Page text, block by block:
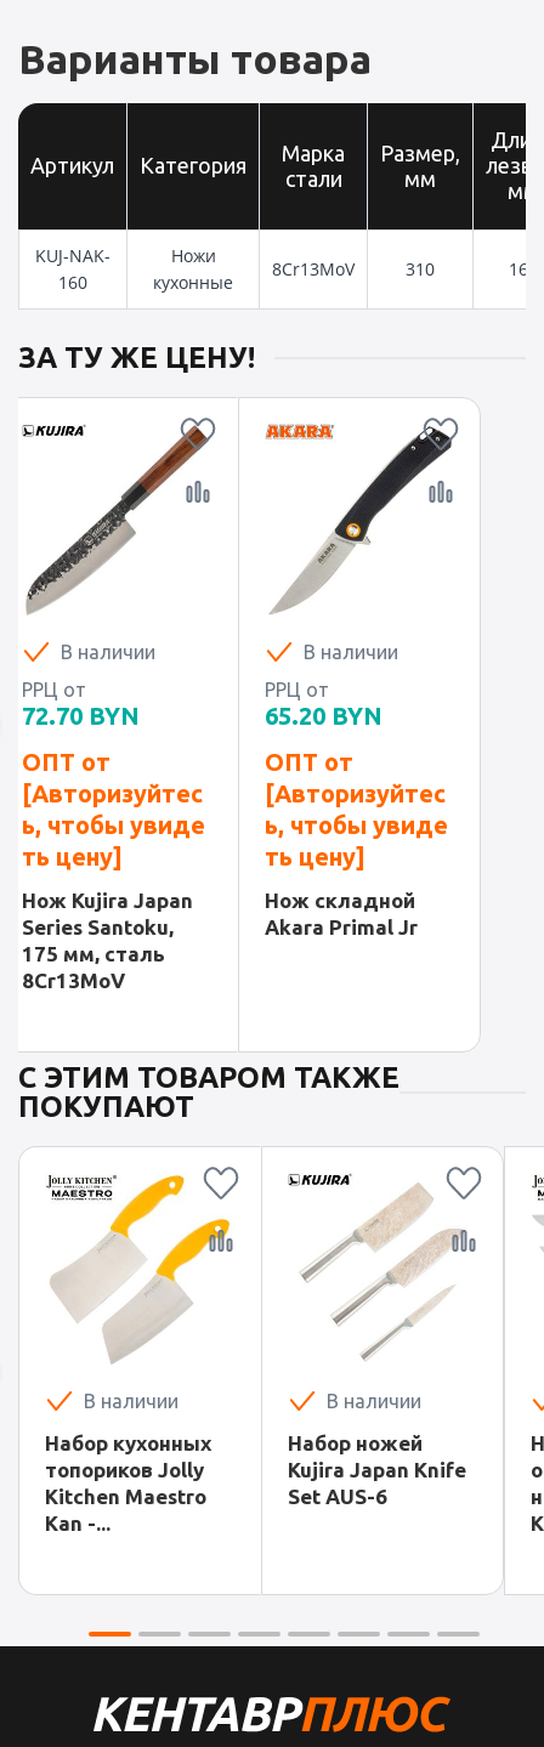
Варианты товара
Артикул Категория
Марка
стали
Размер,
мм
мм
KUJ-NAK-
160
Ножи
кухонные
8Cr13MoV 310 160
ЗА ТУ ЖЕ ЦЕНУ!
В наличии
РРЦ от
72.70 BYN
ОПТ от
[Авторизуйтес
ь, чтобы увиде
ть цену]
Нож Kujira Japan
Series Santoku,
175 мм, сталь
8Cr13MoV
В наличии
РРЦ от
65.20 BYN
ОПТ от
[Авторизуйтес
ь, чтобы увиде
ть цену]
Нож складной
Akara Primal Jr
С ЭТИМ ТОВАРОМ ТАКЖЕ
ПОКУПАЮТ
В наличии
Набор кухонных
топориков Jolly
Kitchen Maestro
Kan -...
В наличии
Набор ножей
Kujira Japan Knife
Set AUS-6